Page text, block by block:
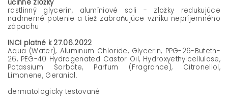
účinné zložky
rastlinný glycerín, alumíniové soli - zložky redukujúce
nadmerné potenie a tiež zabraňujúce vzniku nepríjemného
zápachu
INCI platné k 27.06.2022
Aqua (Water), Aluminum Chloride, Glycerin, PPG-26-Buteth-
26, PEG-40 Hydrogenated Castor Oil, Hydroxyethylcellulose,
Potassium Sorbate, Parfum (Fragrance), Citronellol,
Limonene, Geraniol.
dermatologicky testované